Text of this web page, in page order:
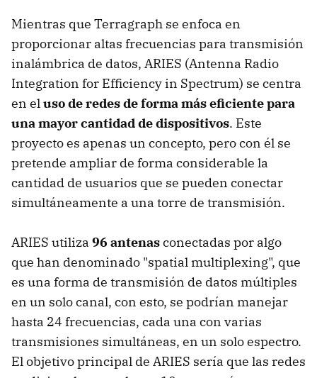
Mientras que Terragraph se enfoca en
proporcionar altas frecuencias para transmisión
inalámbrica de datos, ARIES (Antenna Radio
Integration for Efficiency in Spectrum) se centra
en eluso de redes de forma más eficiente para
una mayor cantidad de dispositivos. Este
proyecto es apenas un concepto, pero con él se
pretende ampliar de forma considerable la
cantidad de usuarios que se pueden conectar
simultáneamente a una torre de transmisión.
ARIES utiliza 96 antenasconectadas por algo
que han denominado "spatial multiplexing", que
es una forma de transmisión de datos múltiples
en un solo canal, con esto, se podrían manejar
hasta 24 frecuencias, cada una con varias
transmisiones simultáneas, en un solo espectro.
El objetivo principal de ARIES sería que las redes